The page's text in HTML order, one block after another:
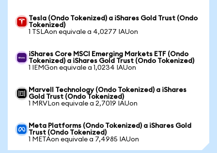
Tesla (Ondo Tokenized) a iShares Gold Trust (Ondo
Tokenized)
1 TSLAon equivale a 4,0277 IAUon
iShares Core MSCI Emerging Markets ETF (Ondo
Tokenized) a iShares Gold Trust (Ondo Tokenized)
1 IEMGon equivale a 1,0234 IAUon
Marvell Technology (Ondo Tokenized) a iShares
Gold Trust (Ondo Tokenized)
1 MRVLon equivale a 2,7019 IAUon
Meta Platforms (Ondo Tokenized) a iShares Gold
Trust (Ondo Tokenized)
1 METAon equivale a 7,4985 IAUon